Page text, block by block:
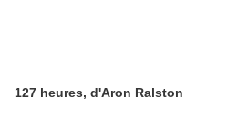
127 heures, d'Aron Ralston